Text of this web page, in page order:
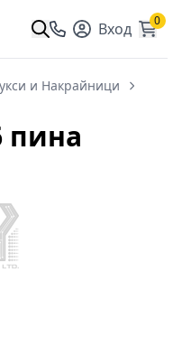
Вход 0
и Накрайници
пина